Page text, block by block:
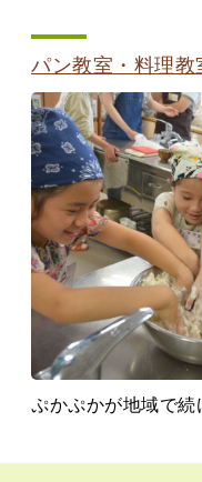
パン教室・料理教
ぷかぷかが地域で続